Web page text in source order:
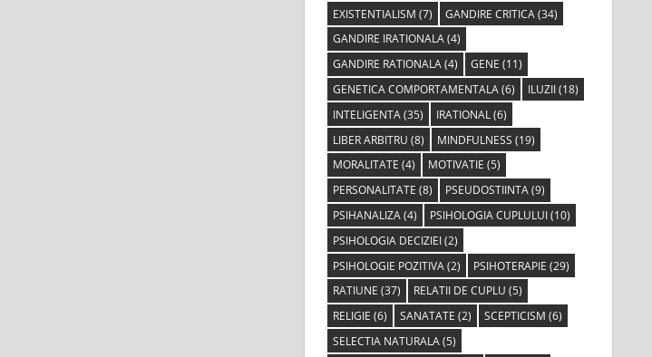
EXISTENTIALISM (7) GANDIRE CRITICA(34)
GANDIRE IRATIONALA(4)
GANDIRE RATIONALA(4) GENE (11)
GENETICA COMPORTAMENTALA(6) ILUZII(18)
INTELIGENTA(35) IRATIONAL(6)
LIBER ARBITRU (8) MINDFULNESS (19)
MORALITATE (4) MOTIVATIE (5)
PERSONALITATE (8) PSEUDOSTIINTA(9)
PSIHANALIZA(4) PSIHOLOGIA CUPLULUI(10)
PSIHOLOGIA DECIZIEI(2)
PSIHOLOGIE POZITIVA(2) PSIHOTERAPIE (29)
RATIUNE (37) RELATII DE CUPLU (5)
RELIGIE (6) SANATATE (2) SCEPTICISM (6)
SELECTIA NATURALA(5)